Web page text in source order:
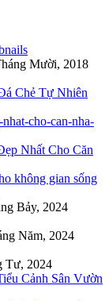
Mười, 2018
Chẻ Tự Nhiên
Nhất Cho Căn
không gian sống
Bảy, 2024
Năm, 2024
Tư, 2024
Cảnh Sân Vườn